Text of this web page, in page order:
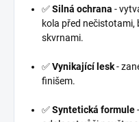
✅Silná ochrana -
kola před
skvrnami.
✅Vynikající lesk-
finišem.
✅Syntetická formule